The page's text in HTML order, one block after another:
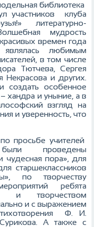
библиотека
участников клуба
литературно-
мудрость
времен года
любимым
в том числе
Тютчева, Сергея
Некрасова и других.
создать особенное
хандра и уныние, а в
взгляд на
и уверенность, что
просьбе учителей
проведены
пора», для
старшеклассников
по творчеству
ребята
и творчеством
и с выражением
Ф. И.
А также с